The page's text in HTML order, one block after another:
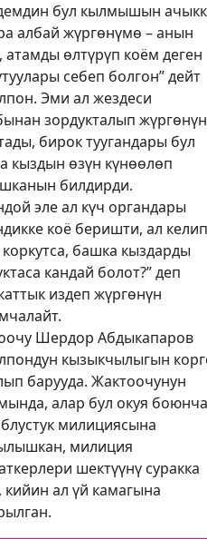
бул кылмышын
албай жүргөнүмө – анын
атамды өлтүрүп коём деген
себеп болгон” дейт
Эми ал жездеси
зордукталып жүргөнүн
бирок туугандары бул
кыздын өзүн күнөөлөп
билдирди.
эле ал күч органдары
коё беришти, ал келип
башка кыздарды
кандай болот?” деп
издеп жүргөнүн
Шердор Абдыкапаров
кызыкчылыгын
барууда. Жактоочунун
алар бул окуя боюнча
милициясына
милиция
шектүүнү суракка
кийин ал үй камагына